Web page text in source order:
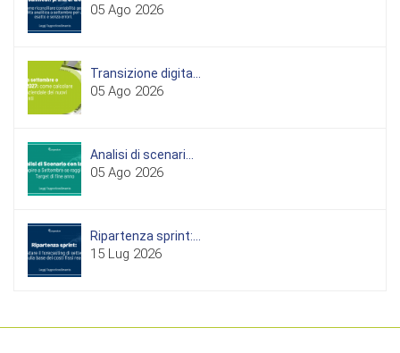
05 Ago 2026
Transizione digita...
05 Ago 2026
Analisi di scenari...
05 Ago 2026
Ripartenza sprint:...
15 Lug 2026